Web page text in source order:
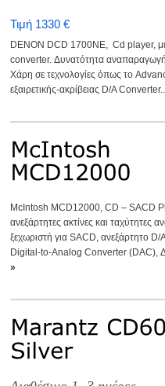
Τιμή 1330 €
DENON DCD 1700NE, Cd player,
converter. Δυνατότητα
Χάρη σε τεχνολογίες όπως το
εξαιρετικής-ακρίβειας D/A
McIntosh MCD12000, CD – SACD
ανεξάρτητες ακτίνες και ταχύτητες
ξεχωριστή για SACD, ανεξάρτητο
Digital-to-Analog Converter (DAC),
»